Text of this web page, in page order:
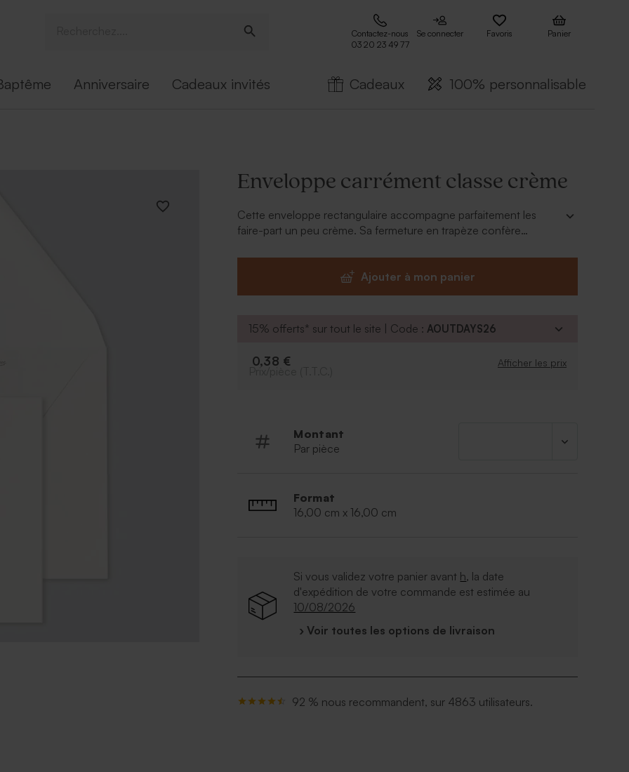
Contactez-nous
03 20 23 49 77
Se connecter Favoris Panier
Anniversaire Cadeaux invités Cadeaux 100% personnalisable
Enveloppe carrément classe crème
Cette enveloppe rectangulaire accompagne parfaitement les
faire-part un peu crème. Sa fermeture en trapèze confère
votre invitation.
Ajouter à mon panier
15% offerts* sur tout le site | Code :AOUTDAYS26
0,38 € Afficher les prix
Montant
Par pièce
Format
16,00 cm x 16,00 cm
Si vous validez votre panier avant h, la date
d'expédition de votre commande est estimée au
10/08/2026
› Voir toutes les options de livraison
92 % nous recommandent, sur 4863 utilisateurs.